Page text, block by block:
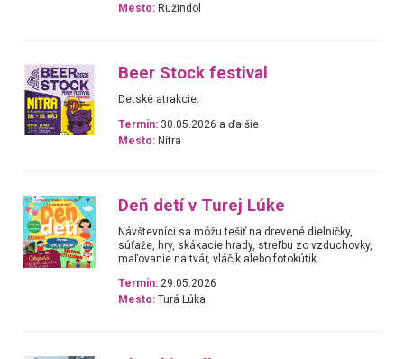
Mesto: Ružindol
Beer Stock festival
Detské atrakcie.
Termín: 30.05.2026 a ďalšie
Mesto: Nitra
Deň detí v Turej Lúke
Návštevníci sa môžu tešiť na drevené dielničky,
súťaže, hry, skákacie hrady, streľbu zo vzduchovky,
maľovanie na tvár, vláčik alebo fotokútik.
Termín: 29.05.2026
Mesto: Turá Lúka